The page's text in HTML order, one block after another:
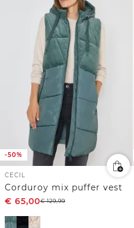
-50%
CECIL
Corduroy mix puffer vest
€ 65,00€129,99